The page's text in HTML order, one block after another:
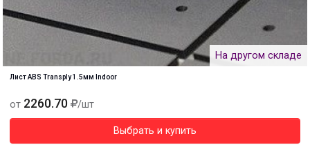
На другом складе
Лист ABS Transply 1.5мм Indoor
от 2260.70 /шт
Выбрать и купить